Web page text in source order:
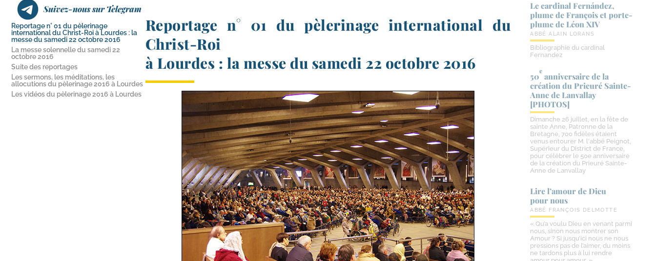
Suivez-nous sur Telegram
Reportage n° 01 du pèlerinage
international du Christ-​Roi à Lourdes : la
messe du samedi 22 octobre 2016
La messe solennelle du samedi 22
octobre 2016
Suite des reportages
Les sermons, les méditations, les
allocutions du pèlerinage 2016 à Lourdes
Les vidéos du pèlerinage 2016 à Lourdes
Reportage n° 01 du pèlerinage international du
Christ-​Roi
à Lourdes : la messe du samedi 22 octobre 2016
Le cardinal Fernández,
plume de François et porte-​
plume de Léon XIV
ABBÉ ALAIN LORANS
Bibliographie du cardinal
Fernandez
50
e
anniversaire de la
création du Prieuré Sainte-​
Anne de Lanvallay
[PHOTOS]
Dimanche 26 juillet, en la fête de
sainte Anne, Patronne de la
Bretagne, 700 fidèles étaient
venus entourer M. l'abbé Peignot,
Supérieur du District de France,
pour célébrer le 50e anniversaire
de la création du Prieuré Sainte-
Anne de Lanvallay
Lire l’amour de Dieu
pour nous
ABBÉ FRANÇOIS DELMOTTE
« Qu’a voulu Dieu en venant parmi
nous, sinon nous montrer son
Amour ? Si jusqu’ici nous ne nous
pressions pas de l’aimer, du moins
ne tardons plus à lui rendre